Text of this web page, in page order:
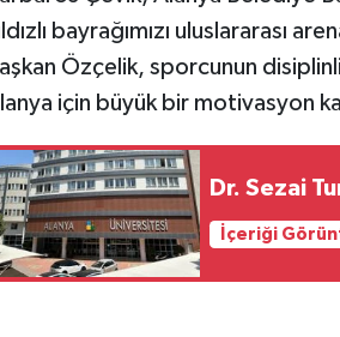
bayrağımızı uluslararası
Özçelik, sporcunun disiplinli
için büyük bir motivasyon
Dr. Sezai
İçeriği